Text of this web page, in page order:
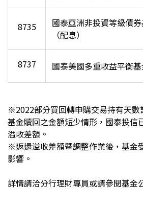
8735
國泰亞洲非投資等級債
（配息）
8737 國泰美國多重收益平衡
※2022部分買回轉申購交易持有天數
基金贖回之金額短少情形，國泰投信
溢收差額。
※返還溢收差額暨調整作業後，基金
影響。
詳情請洽分行理財專員或請參閱基金